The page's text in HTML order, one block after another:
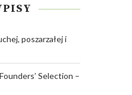
poszarzałej i
Selection –